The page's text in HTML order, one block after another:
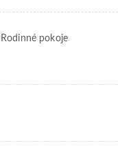
Rodinné pokoje